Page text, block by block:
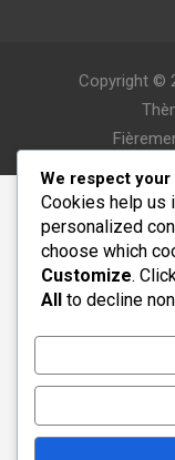
Copyright ©
We respect your
Cookies help us
personalized
choose which
Customize. Click
All to decline